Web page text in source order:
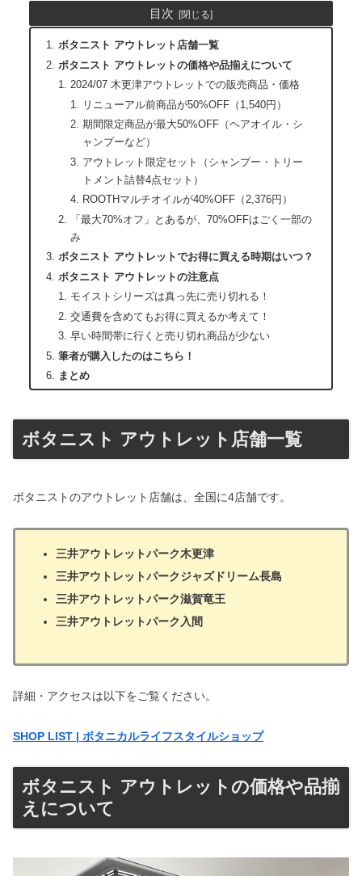
目次
ボタニスト アウトレット店舗一覧
ボタニスト アウトレットの価格や品揃えについて
2024/07 木更津アウトレットでの販売商品・価格
リニューアル前商品が50%OFF（1,540円）
期間限定商品が最大50%OFF（ヘアオイル・シ
ャンプーなど）
アウトレット限定セット（シャンプー・トリー
トメント詰替4点セット）
ROOTHマルチオイルが40%OFF（2,376円）
「最大70%オフ」とあるが、70%OFFはごく一部の
み
ボタニスト アウトレットでお得に買える時期はいつ？
ボタニスト アウトレットの注意点
モイストシリーズは真っ先に売り切れる！
交通費を含めてもお得に買えるか考えて！
早い時間帯に行くと売り切れ商品が少ない
筆者が購入したのはこちら！
まとめ
ボタニスト アウトレット店舗一覧
ボタニストのアウトレット店舗は、全国に4店舗です。
三井アウトレットパーク木更津
三井アウトレットパークジャズドリーム長島
三井アウトレットパーク滋賀竜王
三井アウトレットパーク入間
詳細・アクセスは以下をご覧ください。
SHOP LIST | ボタニカルライフスタイルショップ
ボタニスト アウトレットの価格や品揃
えについて